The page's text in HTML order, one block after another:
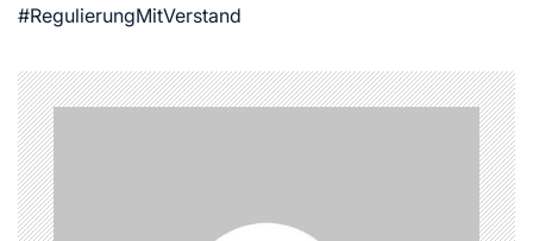
#RegulierungMitVerstand